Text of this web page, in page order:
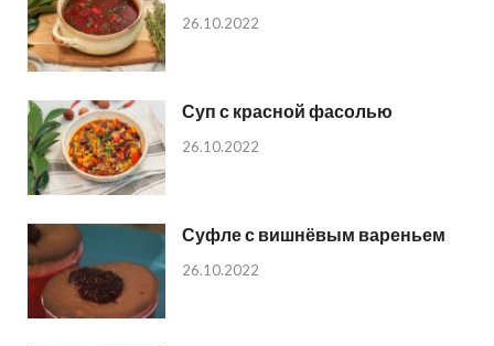
26.10.2022
Суп с красной фасолью
26.10.2022
Суфле с вишнёвым вареньем
26.10.2022